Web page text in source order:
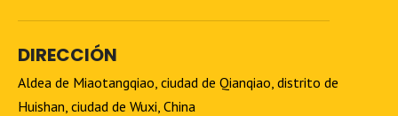
DIRECCIÓN
Aldea de Miaotangqiao, ciudad de Qianqiao, distrito de
Huishan, ciudad de Wuxi, China